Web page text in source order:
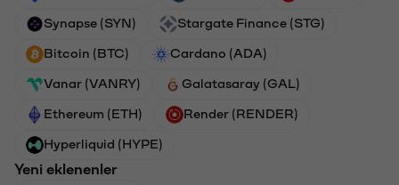
Synapse (SYN) Stargate Finance (STG)
Bitcoin (BTC) Cardano (ADA)
Vanar (VANRY) Galatasaray (GAL)
Ethereum (ETH) Render (RENDER)
Hyperliquid (HYPE)
Yeni eklenenler